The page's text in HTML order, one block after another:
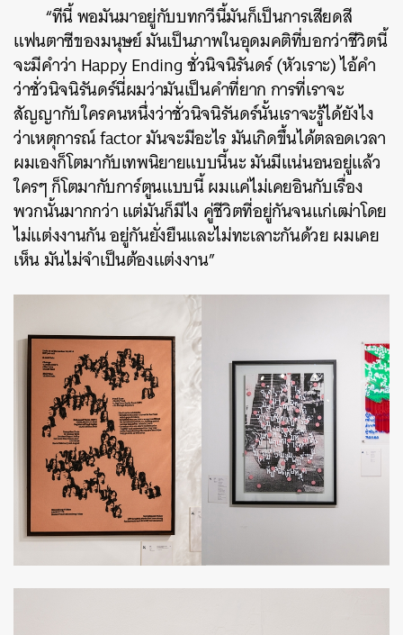
“ทีนี้ พอมันมาอยู่กับบทกวีนี้มันก็เป็นการเสียดสี
แฟนตาซีของมนุษย์ มันเป็นภาพในอุดมคติที่บอกว่าชีวิตนี้
จะมีคำว่า Happy Ending ชั่วนิจนิรันดร์ (หัวเราะ) ไอ้คำ
ว่าชั่วนิจนิรันดร์นี่ผมว่ามันเป็นคำที่ยาก การที่เราจะ
สัญญากับใครคนหนึ่งว่าชั่วนิจนิรันดร์นั้นเราจะรู้ได้ยังไง
ว่าเหตุการณ์ factor มันจะมีอะไร มันเกิดขึ้นได้ตลอดเวลา
ผมเองก็โตมากับเทพนิยายแบบนี้นะ มันมีแน่นอนอยู่แล้ว
ใครๆ ก็โตมากับการ์ตูนแบบนี้ ผมแค่ไม่เคยอินกับเรื่อง
พวกนั้นมากกว่า แต่มันก็มีไง คู่ชีวิตที่อยู่กันจนแก่เฒ่าโดย
ไม่แต่งงานกัน อยู่กันยั่งยืนและไม่ทะเลาะกันด้วย ผมเคย
เห็น มันไม่จำเป็นต้องแต่งงาน”